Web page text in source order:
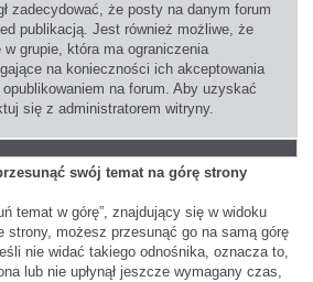
zadecydować, że posty na danym forum
publikacją. Jest również możliwe, że
w grupie, która ma ograniczenia
na konieczności ich akceptowania
na forum. Aby uzyskać
się z administratorem witryny.
swój temat na górę strony
temat w górę”, znajdujący się w widoku
strony, możesz przesunąć go na samą górę
nie widać takiego odnośnika, oznacza to,
lub nie upłynął jeszcze wymagany czas,